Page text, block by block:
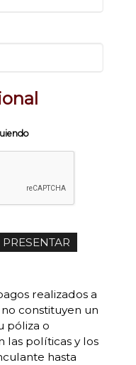
realizados a
constituyen un
póliza o
las políticas y los
hasta